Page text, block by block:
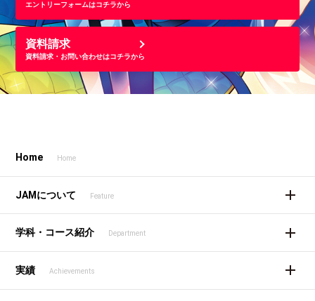
エントリーフォームはコチラから
資料請求
資料請求・お問い合わせはコチラから
Home Home
JAMについて Feature
学科・コース紹介 Department
実績 Achievements